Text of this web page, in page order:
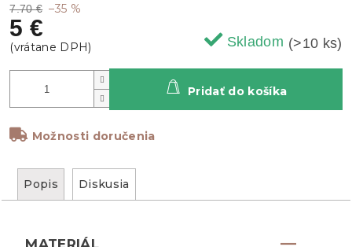
7.70 € –35 %
5 €
Skladom (>10 ks)
Možnosti doručenia
Pridať do košíka
Popis Diskusia
MATERIÁL